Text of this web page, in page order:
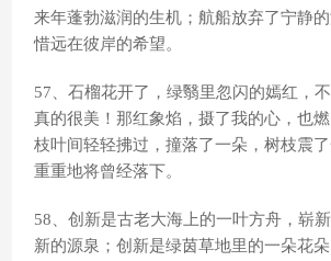
来年蓬勃滋润的生机；航船放弃了宁静
惜远在彼岸的希望。
57、石榴花开了，绿翳里忽闪的嫣红，
真的很美！那红象焰，摄了我的心，也
枝叶间轻轻拂过，撞落了一朵，树枝震了
重重地将曾经落下。
58、创新是古老大海上的一叶方舟，崭
新的源泉；创新是绿茵草地里的一朵花